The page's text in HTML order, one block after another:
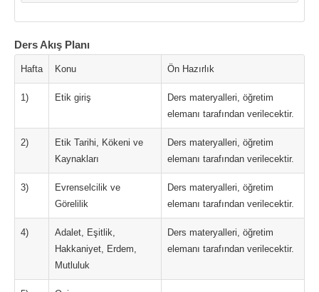
Ders Akış Planı
Hafta Konu Ön Hazırlık
1) Etik giriş
Ders materyalleri, öğretim
elemanı tarafından verilecektir.
2)
Etik Tarihi, Kökeni ve
Kaynakları
Ders materyalleri, öğretim
elemanı tarafından verilecektir.
3)
Evrenselcilik ve
Görelilik
Ders materyalleri, öğretim
elemanı tarafından verilecektir.
4)
Adalet, Eşitlik,
Hakkaniyet, Erdem,
Mutluluk
Ders materyalleri, öğretim
elemanı tarafından verilecektir.